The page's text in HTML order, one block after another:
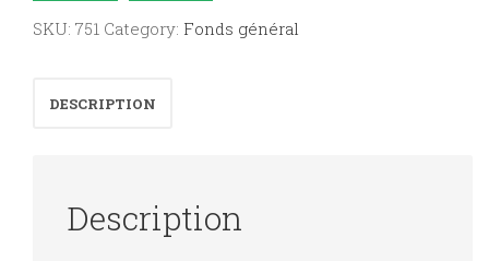
présentés
SKU: 751 Category: Fonds général
DESCRIPTION
Description